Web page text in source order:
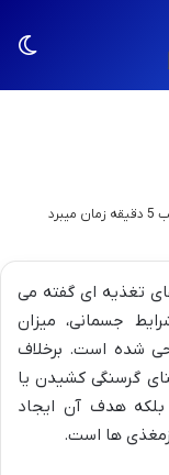
تغذیه ای گفته می
جسمانی، میزان
شده است. برخلاف
گرسنگی کشیدن یا
هدف آن ایجاد
ها است.